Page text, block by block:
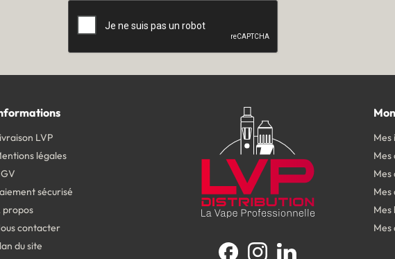
LVP
légales
sécurisé
propos
contacter
du site
FacebookInstagram
Mes
Mes
Mes
Mes
Mes
Mes